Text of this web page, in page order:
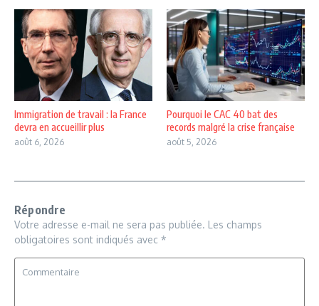
Immigration de travail : la France
devra en accueillir plus
août 6, 2026
Pourquoi le CAC 40 bat des
records malgré la crise française
août 5, 2026
Répondre
Votre adresse e-mail ne sera pas publiée. Les champs
obligatoires sont indiqués avec *